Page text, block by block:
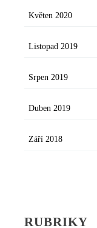
Květen 2020
Listopad 2019
Srpen 2019
Duben 2019
Září 2018
RUBRIKY